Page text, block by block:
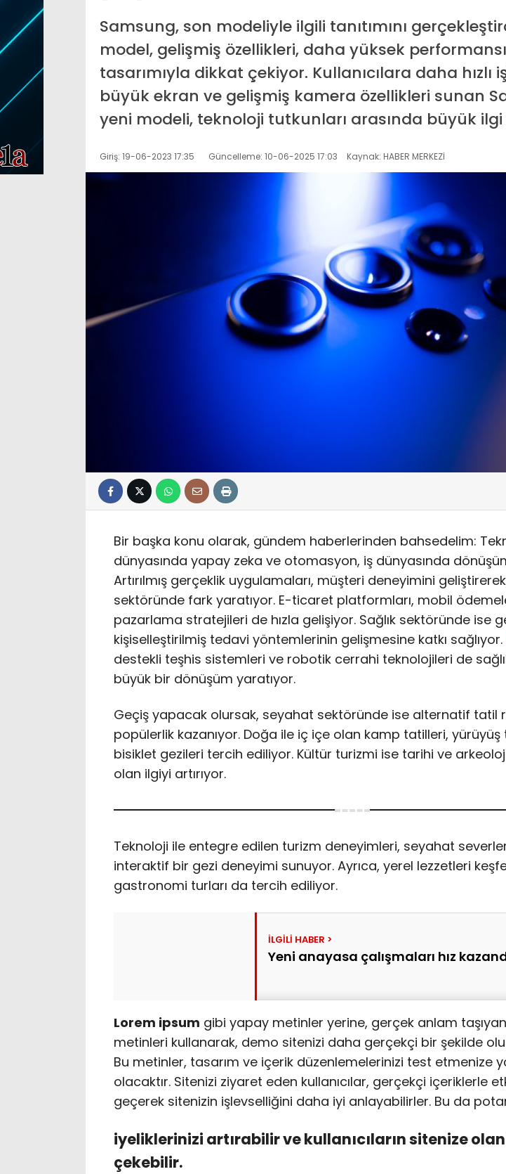
Samsung, son modeliyle ilgili tanıtımını
model, gelişmiş özellikleri, daha yüksek performansı
tasarımıyla dikkat çekiyor. Kullanıcılara daha hızlı
büyük ekran ve gelişmiş kamera özellikleri sunan
yeni modeli, teknoloji tutkunları arasında büyük ilgi
Giriş: 19-06-2023 17:35 Güncelleme: 10-06-2025 17:03 Kaynak: HABER MERKEZİ
Bir başka konu olarak, gündem haberlerinden bahsedelim:
dünyasında yapay zeka ve otomasyon, iş dünyasında
Artırılmış gerçeklik uygulamaları, müşteri deneyimini
sektöründe fark yaratıyor. E-ticaret platformları, mobil
pazarlama stratejileri de hızla gelişiyor. Sağlık sektöründe ise
kişiselleştirilmiş tedavi yöntemlerinin gelişmesine katkı sağlıyor.
destekli teşhis sistemleri ve robotik cerrahi teknolojileri de
büyük bir dönüşüm yaratıyor.
Geçiş yapacak olursak, seyahat sektöründe ise alternatif tatil
popülerlik kazanıyor. Doğa ile iç içe olan kamp tatilleri, yürüyüş
bisiklet gezileri tercih ediliyor. Kültür turizmi ise tarihi ve
olan ilgiyi artırıyor.
Teknoloji ile entegre edilen turizm deneyimleri, seyahat
interaktif bir gezi deneyimi sunuyor. Ayrıca, yerel lezzetleri
gastronomi turları da tercih ediliyor.
Yeni anayasa çalışmaları hız
Lorem ipsum gibi yapay metinler yerine, gerçek anlam
metinleri kullanarak, demo sitenizi daha gerçekçi bir şekilde
Bu metinler, tasarım ve içerik düzenlemelerinizi test etmenize
olacaktır. Sitenizi ziyaret eden kullanıcılar, gerçekçi içeriklerle
geçerek sitenizin işlevselliğini daha iyi anlayabilirler. Bu da
iyeliklerinizi artırabilir ve kullanıcıların sitenize
çekebilir.
Yelleri’nin Osman
Son hali ortaya çıktı
Ticaret Bakanlığı 80 ülkeye
yönelik 107 sektörel pazar
araştırması hazırladı
Çiçek
yaratan